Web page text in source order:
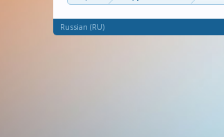
Russian (RU)